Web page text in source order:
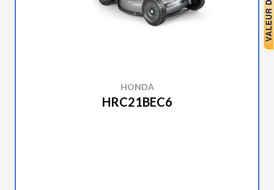
HONDA
HRC21BEC6